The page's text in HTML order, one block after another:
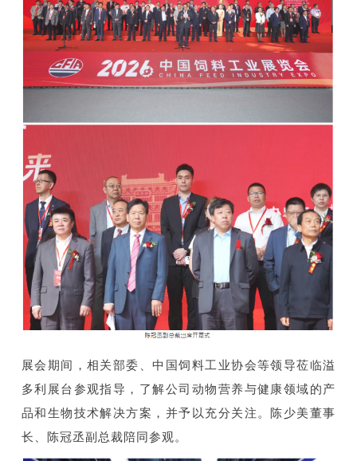
展会期间，相关部委、中国饲料工业协会等领导莅临溢
多利展台参观指导，了解公司动物营养与健康领域的产
品和生物技术解决方案，并予以充分关注。陈少美董事
长、陈冠丞副总裁陪同参观。